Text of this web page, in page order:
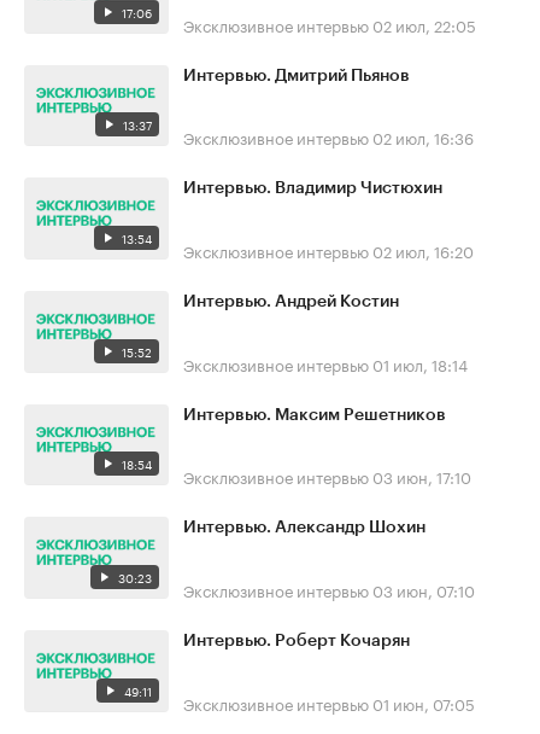
17:06 Эксклюзивное интервью 02 июл, 22:05
13:37
Интервью. Дмитрий Пьянов
Эксклюзивное интервью 02 июл, 16:36
13:54
Интервью. Владимир Чистюхин
Эксклюзивное интервью 02 июл, 16:20
15:52
Интервью. Андрей Костин
Эксклюзивное интервью 01 июл, 18:14
18:54
Интервью. Максим Решетников
Эксклюзивное интервью 03 июн, 17:10
30:23
Интервью. Александр Шохин
Эксклюзивное интервью 03 июн, 07:10
49:11
Интервью. Роберт Кочарян
Эксклюзивное интервью 01 июн, 07:05